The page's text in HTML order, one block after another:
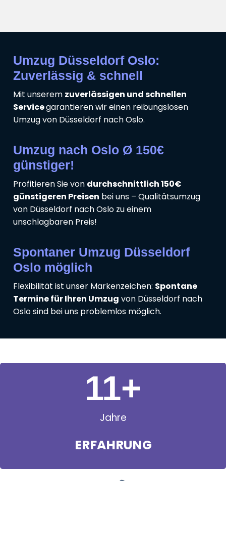
Umzug Düsseldorf Oslo:
Zuverlässig & schnell
Mit unserem zuverlässigen und schnellen
Servicegarantieren wir einen reibungslosen
Umzug von Düsseldorf nach Oslo.
Umzug nach Oslo Ø 150€
günstiger!
Profitieren Sie von durchschnittlich 150€
günstigeren Preisen bei uns – Qualitätsumzug
von Düsseldorf nach Oslo zu einem
unschlagbaren Preis!
Spontaner Umzug Düsseldorf
Oslo möglich
Flexibilität ist unser Markenzeichen: Spontane
Termine für Ihren Umzug von Düsseldorf nach
Oslo sind bei uns problemlos möglich.
Jahre
ERFAHRUNG
11+